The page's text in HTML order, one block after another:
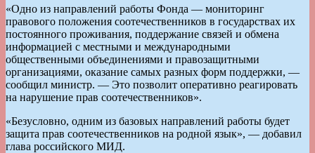
«Одно из направлений работы Фонда — мониторинг
правового положения соотечественников в государствах их
постоянного проживания, поддержание связей и обмена
информацией с местными и международными
общественными объединениями и правозащитными
организациями, оказание самых разных форм поддержки, —
сообщил министр. — Это позволит оперативно реагировать
на нарушение прав соотечественников».
«Безусловно, одним из базовых направлений работы будет
защита прав соотечественников на родной язык», — добавил
глава российского МИД.